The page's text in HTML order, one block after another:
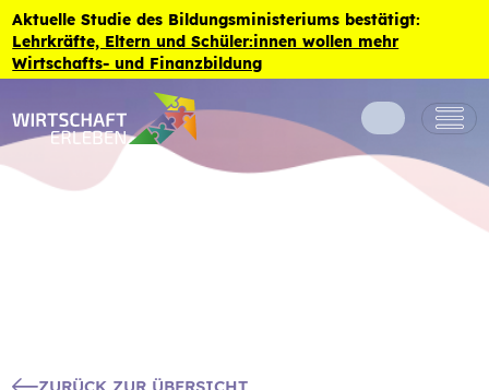
Zum Inhalt der Seite springen
Aktuelle Studie des Bildungsministeriums bestätigt:
Lehrkräfte, Eltern und Schüler:innen wollen mehr
Wirtschafts- und Finanzbildung